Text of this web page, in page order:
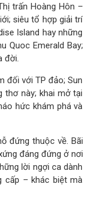
trấn Hoàng Hôn –
siêu tổ hợp giải trí
Island hay những
Quoc Emerald Bay;
đời.
đối với TP đảo; Sun
thơ này; khai mở tại
hức khám phá và
đứng thuộc về. Bãi
đáng đứng ở nơi
lời ngợi ca dành
cấp – khác biệt mà